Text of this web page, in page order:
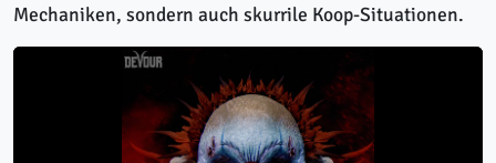
Mechaniken, sondern auch skurrile Koop-Situationen.